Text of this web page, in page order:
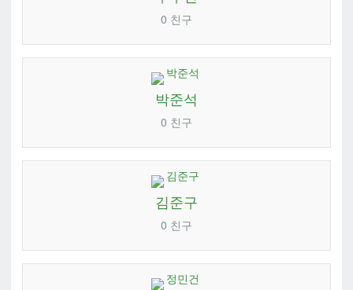
0 친구
박준석
0 친구
김준구
0 친구